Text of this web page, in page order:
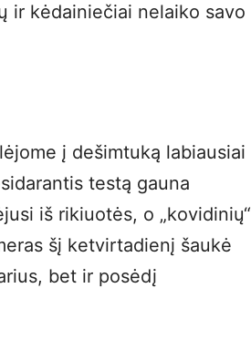
ir kėdainiečiai nelaiko savo
į dešimtuką labiausiai
testą gauna
iš rikiuotės, o „kovidinių“
šį ketvirtadienį šaukė
bet ir posėdį